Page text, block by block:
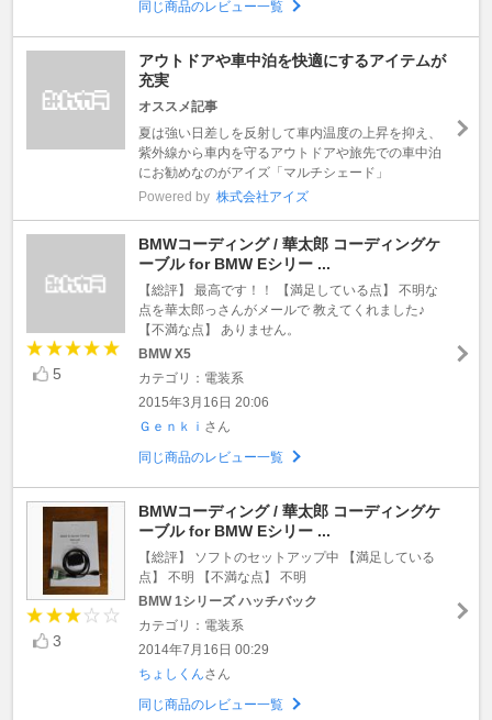
同じ商品のレビュー一覧
アウトドアや車中泊を快適にするアイテムが
充実
オススメ記事
夏は強い日差しを反射して車内温度の上昇を抑え、
紫外線から車内を守るアウトドアや旅先での車中泊
にお勧めなのがアイズ「マルチシェード」
Powered by 株式会社アイズ
5
BMWコーディング / 華太郎 コーディングケ
ーブル for BMW Eシリー ...
【総評】 最高です！！ 【満足している点】 不明な
点を華太郎っさんがメールで 教えてくれました♪
【不満な点】 ありません。
BMW X5
カテゴリ：電装系
2015年3月16日 20:06
Ｇｅｎｋｉ さん
同じ商品のレビュー一覧
3
BMWコーディング / 華太郎 コーディングケ
ーブル for BMW Eシリー ...
【総評】 ソフトのセットアップ中 【満足している
点】 不明 【不満な点】 不明
BMW 1シリーズ ハッチバック
カテゴリ：電装系
2014年7月16日 00:29
ちょしくんさん
同じ商品のレビュー一覧